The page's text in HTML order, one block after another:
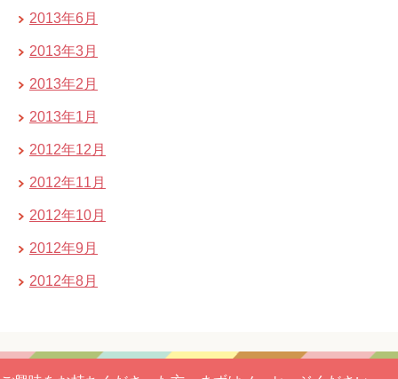
2013年6月
2013年3月
2013年2月
2013年1月
2012年12月
2012年11月
2012年10月
2012年9月
2012年8月